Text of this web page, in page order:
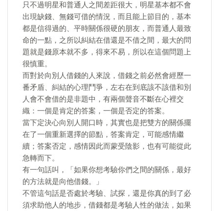
只不過明星和普通人之間差距很大，明星基本都不會
出現缺錢、無錢可借的情況，而且能上節目的，基本
都是信得過的、平時關係很硬的朋友，而普通人最致
命的一點，之所以糾結在借還是不借之間，最大的問
題就是錢原本就不多，得來不易，所以在這個問題上
很慎重。
而對於向別人借錢的人來說，借錢之前必然會經歷一
番矛盾、糾結的心理鬥爭，左右在到底該不該借和別
人會不會借的是非題中，有兩個聲音不斷在心裡交
織：一個是肯定的答案，一個是否定的答案。
當下定決心向別人開口時，其實也是把雙方的關係擺
在了一個重新選擇的節點，答案肯定，可能感情繼
續；答案否定，感情因此而蒙受陰影，也有可能從此
急轉而下。
有一句話叫，「如果你想考驗你們之間的關係，最好
的方法就是向他借錢。」
不管這句話是否處於考驗、試探，還是你真的到了必
須求助他人的地步，借錢都是考驗人性的做法，如果